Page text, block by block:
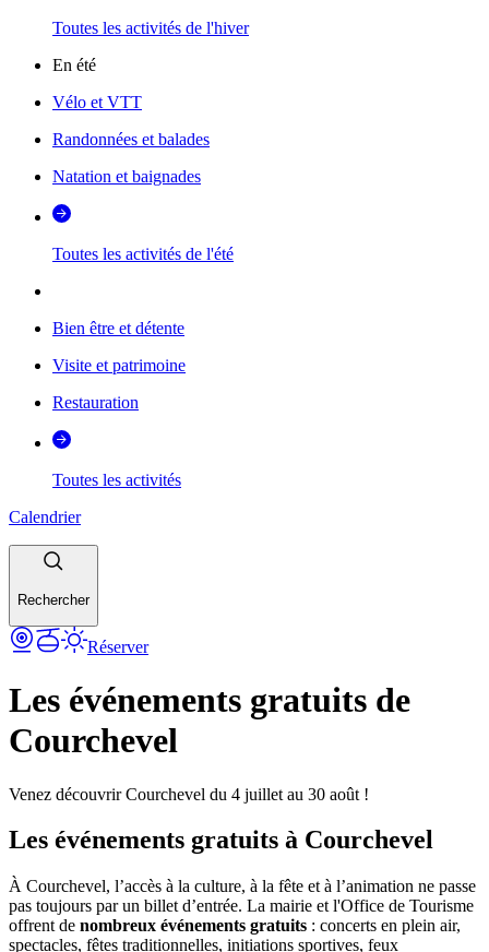
Toutes les activités de l'hiver
En été
Vélo et VTT
Randonnées et balades
Natation et baignades
Toutes les activités de l'été
Bien être et détente
Visite et patrimoine
Restauration
Toutes les activités
Calendrier
Rechercher
Réserver
Les événements gratuits de
Courchevel
Venez découvrir Courchevel du 4 juillet au 30 août !
Les événements gratuits à Courchevel
À Courchevel, l’accès à la culture, à la fête et à l’animation ne passe
pas toujours par un billet d’entrée. La mairie et l'Office de Tourisme
offrent de nombreux événements gratuits : concerts en plein air,
spectacles, fêtes traditionnelles, initiations sportives, feux